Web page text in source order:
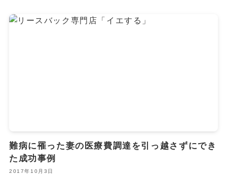
難病に罹った妻の医療費調達を引っ越さずにでき
た成功事例
2017年10月3日